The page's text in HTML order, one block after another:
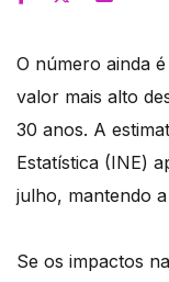
O número ainda
valor mais alto
30 anos. A
Estatística (INE)
julho, mantendo
Se os impactos